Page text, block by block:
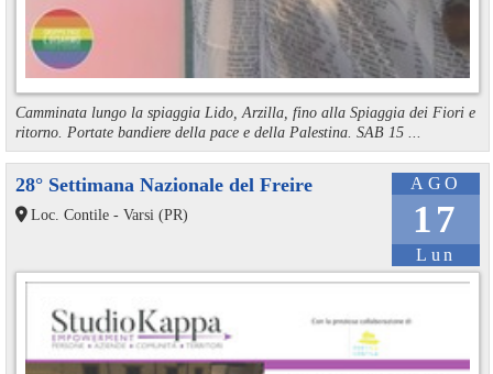
Camminata lungo la spiaggia Lido, Arzilla, fino alla Spiaggia dei Fiori e
ritorno. Portate bandiere della pace e della Palestina. SAB 15 ...
AGO
17
Lun
28° Settimana Nazionale del Freire
Loc. Contile - Varsi (PR)